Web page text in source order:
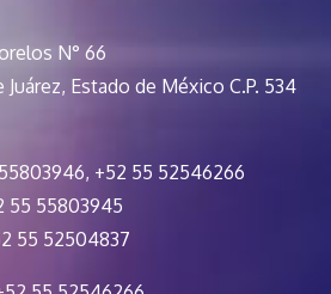
N° 66
Juárez, Estado de México C.P. 534
+52 55 52546266
55 55803945
55 52504837